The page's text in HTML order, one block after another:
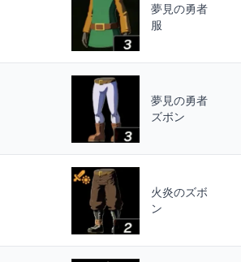
夢見の勇者
服
夢見の勇者
ズボン
火炎のズボ
ン